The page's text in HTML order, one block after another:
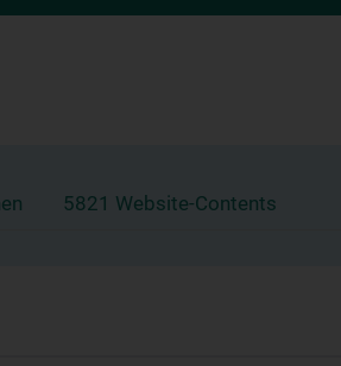
5821 Website-Contents